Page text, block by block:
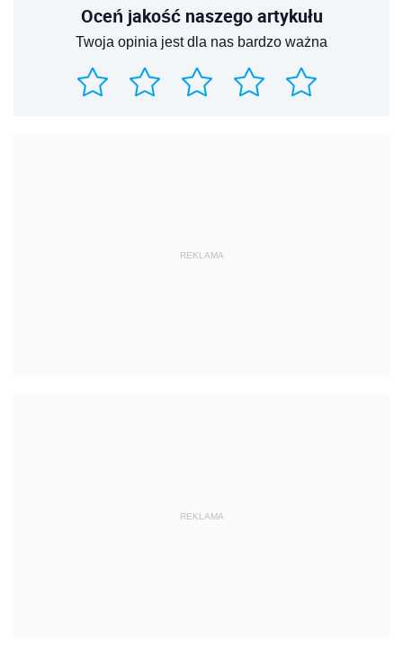
Oceń jakość naszego artykułu
Twoja opinia jest dla nas bardzo ważna
REKLAMA
REKLAMA